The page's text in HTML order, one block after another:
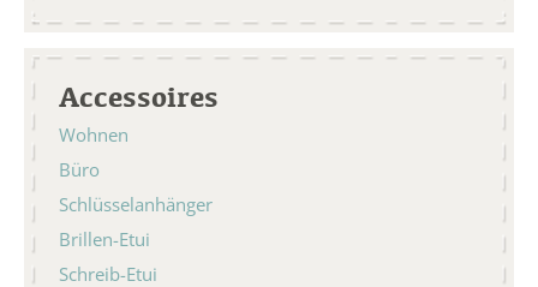
Accessoires
Wohnen
Büro
Schlüsselanhänger
Brillen-Etui
Schreib-Etui